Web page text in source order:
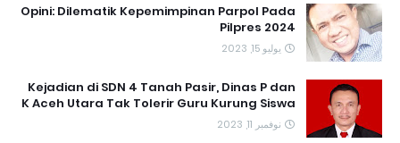
Opini: Dilematik Kepemimpinan Parpol Pada
Pilpres 2024
يوليو 15, 2023
Kejadian di SDN 4 Tanah Pasir, Dinas P dan
K Aceh Utara Tak Tolerir Guru Kurung Siswa
نوفمبر 11, 2023